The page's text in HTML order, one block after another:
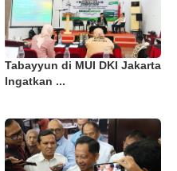
Tabayyun di MUI DKI Jakarta
Ingatkan ...